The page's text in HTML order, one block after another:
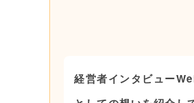
経営者インタビュー